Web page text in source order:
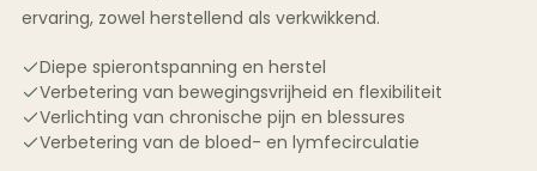
ervaring, zowel herstellend als verkwikkend.
Diepe spierontspanning en herstel
Verbetering van bewegingsvrijheid en flexibiliteit
Verlichting van chronische pijn en blessures
Verbetering van de bloed- en lymfecirculatie